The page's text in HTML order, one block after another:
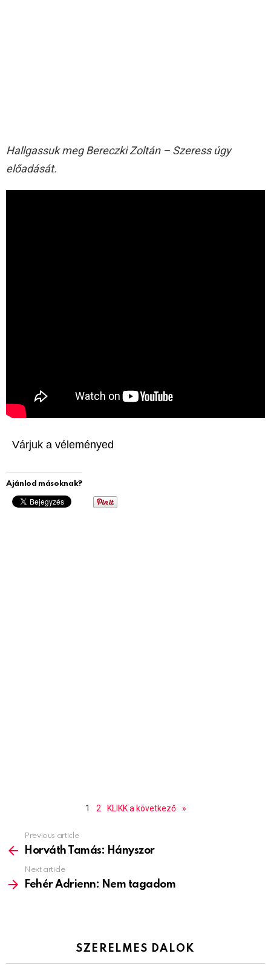
Hallgassuk meg Bereczki Zoltán – Szeress úgy
előadását.
Várjuk a véleményed
Ajánlod másoknak?
1 2 KLIKK a következő »
more
Previous article
Horváth Tamás: Hányszor
Next article
Fehér Adrienn: Nem tagadom
SZERELMES DALOK